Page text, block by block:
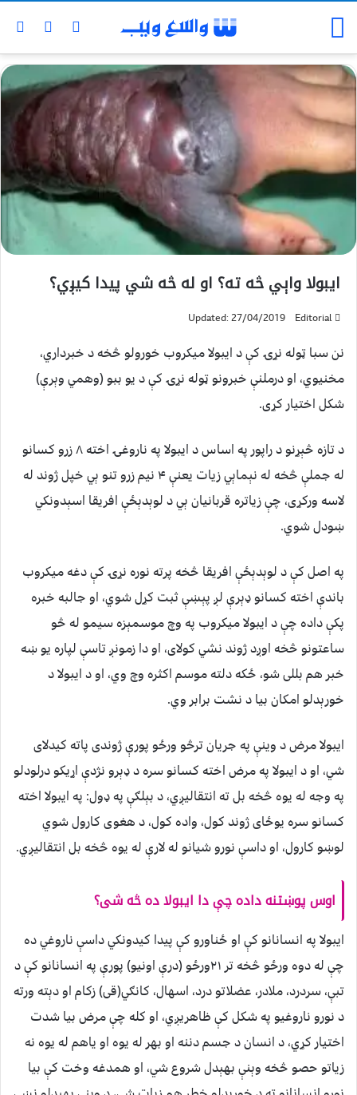
ایبولا واېي څه ته؟ او له څه شي پیدا کیږي؟
Editorial
Updated: 27/04/2019
نن سبا ټوله نړۍ کې د ایبولا میکروب خورولو څخه د خبرداري،
مخنیوي، او درملنې خبرونو ټوله نړۍ کې د یو ببو (وهمي وېرې)
شکل اختیار کړی.
د تازه څېړنو د راپور په اساس د ایبولا په ناروغۍ اخته ۸ زرو کسانو
له جملې څخه له نېماېي زیات یعنې ۴ نیم زرو تنو ېي خپل ژوند له
لاسه ورکړی، چې زیاتره قربانیان ېي د لوېدېځې افریقا اسېدونکي
ښودل شوي.
په اصل کې د لوېدېځې افریقا څخه پرته نوره نړۍ کې دغه میکروب
باندې اخته کسانو ډېرې لږ پېښې ثبت کړل شوي، او جالبه خبره
پکې داده چې د ایبولا میکروب په وچ موسمېزه سیمو له څو
ساعتونو څخه اوږد ژوند نشي کولای، او دا زمونږ تاسې لپاره یو ښه
خبر هم بللی شو، ځکه دلته موسم اکثره وچ وي، او د ایبولا د
خورېدلو امکان بیا د نشت برابر وي.
ایبولا مرض د وینې په جریان ترڅو ورځو پورې ژوندی پاته کیدلای
شي، او د ایبولا په مرض اخته کسانو سره د ‌ډېرو نژدې اړیکو درلودلو
په وجه له یوه څخه بل ته انتقالیږي، د بېلګې په ډول: په ایبولا اخته
کسانو سره یوځای ژوند کول، واده کول، د هغوی کارول شوي
لوښو کارول، او داسې نورو شیانو له لارې له یوه څخه بل انتقالیږي.
اوس پوښتنه داده چې دا ایبولا ده څه شی؟
ایبولا په انسانانو کې او ځناورو کې پیدا کیدونکي داسې ناروغي ده
چې له دوه ورځو څخه تر ۲۱ورځو (درې اونیو) پورې په انسانانو کې د
تبې، سردرد، ملادر، عضلاتو درد، اسهال، کانګي(قی) زکام او دېته ورته
د نورو ناروغیو په شکل کې ظاهریږي، او کله چې مرض بیا شدت
اختیار کړي، د انسان د جسم دننه او بهر له یوه او یاهم له یوه نه
زیاتو حصو څخه وېنې بهېدل شروع شي، او همدغه وخت کې بیا